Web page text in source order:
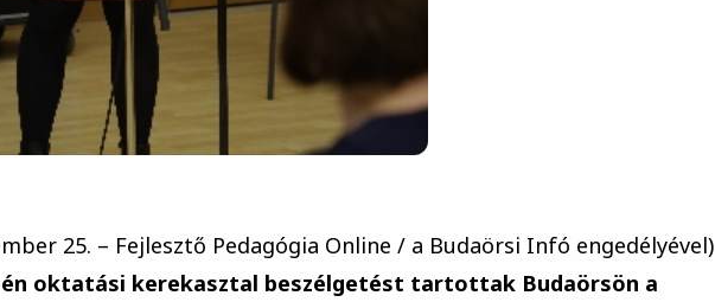
25. – Fejlesztő Pedagógia Online / a Budaörsi Infó engedélyével)
én oktatási kerekasztal beszélgetést tartottak Budaörsön a